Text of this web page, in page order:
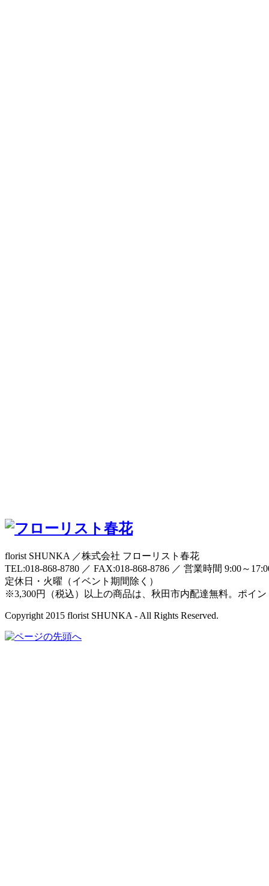
florist SHUNKA ／株式会社 フローリスト春花
TEL:018-868-8780 ／ FAX:018-868-8786 ／ 営業時間 9:00～
定休日・火曜（イベント期間除く）
※3,300円（税込）以上の商品は、秋田市内配達無料。ポイ
Copyright 2015 florist SHUNKA - All Rights Reserved.